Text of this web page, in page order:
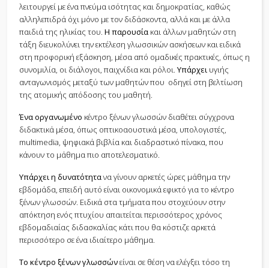
λειτουργεί με ένα πνεύμα ισότητας και δημοκρατίας, καθώς
αλληλεπιδρά όχι μόνο με τον διδάσκοντα, αλλά και με άλλα
παιδιά της ηλικίας του. Η παρουσία και άλλων μαθητών στη
τάξη διευκολύνει την εκτέλεση γλωσσικών ασκήσεων και ειδικά
στη προφορική εξάσκηση, μέσα από ομαδικές πρακτικές, όπως η
συνομιλία, οι διάλογοι, παιχνίδια και ρόλοι. Υπάρχει υγιής
ανταγωνισμός μεταξύ των μαθητών που οδηγεί στη βελτίωση
της ατομικής απόδοσης του μαθητή.
Ένα οργανωμένο κέντρο ξένων γλωσσών διαθέτει σύγχρονα
διδακτικά μέσα, όπως οπτικοαουστικά μέσα, υπολογιστές,
multimedia, ψηφιακά βιβλία και διαδραστικό πίνακα, που
κάνουν το μάθημα πιο αποτελεσματικό.
Υπάρχει η δυνατότητανα γίνουν αρκετές ώρες μάθημα την
εβδομάδα, επειδή αυτό είναι οικονομικά εφικτό για το κέντρο
ξένων γλωσσών. Ειδικά στα τμήματα που στοχεύουν στην
απόκτηση ενός πτυχίου απαιτείται περισσότερος χρόνος
εβδομαδιαίας διδασκαλίας κάτι που θα κόστιζε αρκετά
περισσότερο σε ένα ιδιαίτερο μάθημα.
Το κέντρο ξένων γλωσσώνείναι σε θέση να ελέγξει τόσο τη